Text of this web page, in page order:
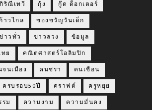
กิริณีเทวี กุ้ง กู๊ด ด็อกเตอร์
ก้าวไกล ของขวัญวันเด็ก
าวทั่ว ข่าวลวง ข้อมูล
ย คณิตศาสตร์โอลิมปิก
จนเมือง คนชรา คนเชือน
ครบรอบ50ปี คราฟต์ ครูหยุย
ม ความงาม ความมั่นคง